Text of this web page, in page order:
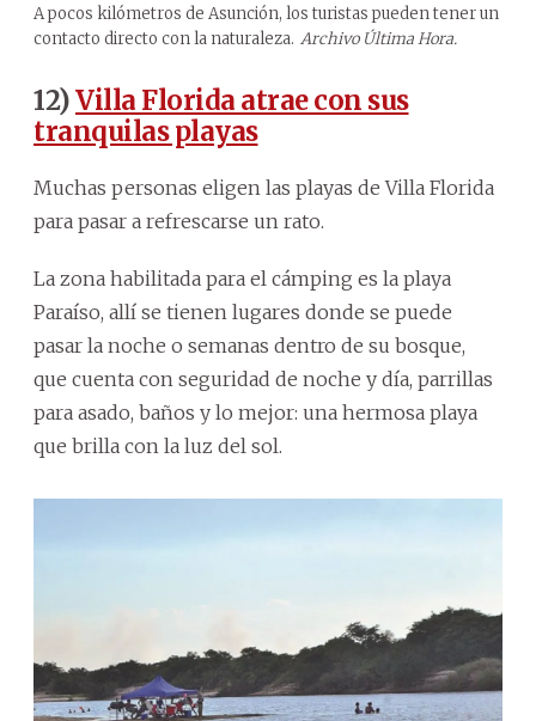
A pocos kilómetros de Asunción, los turistas pueden tener un
contacto directo con la naturaleza. Archivo Última Hora.
12)Villa Florida atrae con sus
tranquilas playas
Muchas personas eligen las playas de Villa Florida
para pasar a refrescarse un rato.
La zona habilitada para el cámping es la playa
Paraíso, allí se tienen lugares donde se puede
pasar la noche o semanas dentro de su bosque,
que cuenta con seguridad de noche y día, parrillas
para asado, baños y lo mejor: una hermosa playa
que brilla con la luz del sol.